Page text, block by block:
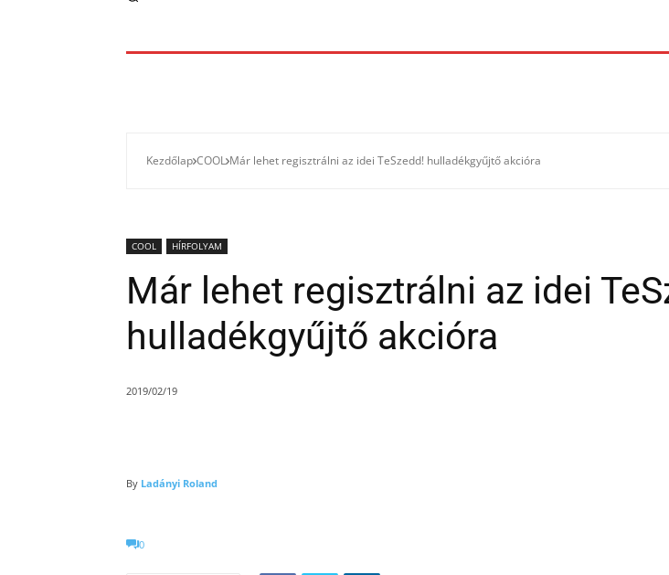
Kezdőlap COOL Már lehet regisztrálni az idei TeSzedd! hulladékgyűjtő akcióra
COOL HÍRFOLYAM
Már lehet regisztrálni az idei
hulladékgyűjtő akcióra
2019/02/19
By Ladányi Roland
0